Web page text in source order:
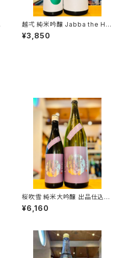
越弌 純米吟醸 Jabba the H
1800ml１本（株式会社越後鶴
亀・新潟県新潟市西蒲区竹野
¥3,850
桜吹雪 純米大吟醸 出品仕込R
7BY（火入）1800ml１本（金光
酒造・広島県東広島市黒瀬町）
¥6,160